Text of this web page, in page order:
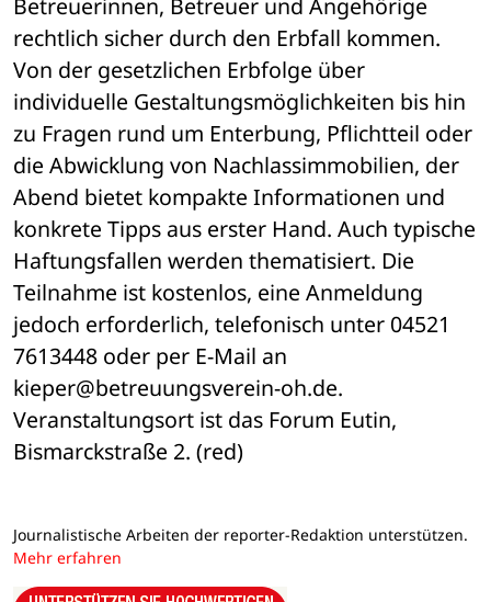
Betreuerinnen, Betreuer und Angehörige
rechtlich sicher durch den Erbfall kommen.
Von der gesetzlichen Erbfolge über
individuelle Gestaltungsmöglichkeiten bis hin
zu Fragen rund um Enterbung, Pflichtteil oder
die Abwicklung von Nachlassimmobilien, der
Abend bietet kompakte Informationen und
konkrete Tipps aus erster Hand. Auch typische
Haftungsfallen werden thematisiert. Die
Teilnahme ist kostenlos, eine Anmeldung
jedoch erforderlich, telefonisch unter 04521
7613448 oder per E-Mail an
kieper@betreuungsverein-oh.de.
Veranstaltungsort ist das Forum Eutin,
Bismarckstraße 2. (red)
Journalistische Arbeiten der reporter-Redaktion unterstützen.
Mehr erfahren